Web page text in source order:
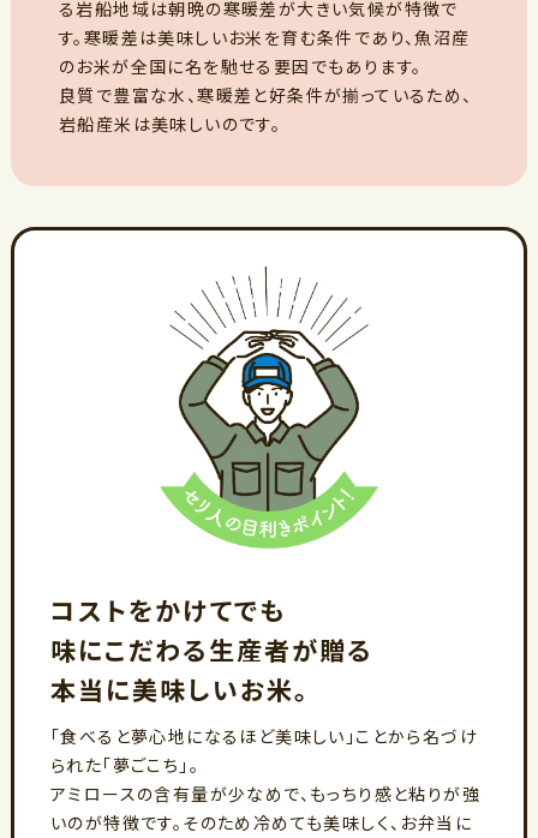
る岩船地域は朝晩の寒暖差が大きい気候が特徴で
す。寒暖差は美味しいお米を育む条件であり、魚沼産
のお米が全国に名を馳せる要因でもあります。
良質で豊富な水、寒暖差と好条件が揃っているため、
岩船産米は美味しいのです。
コストをかけてでも
味にこだわる生産者が贈る
本当に美味しいお米。
「食べると夢心地になるほど美味しい」ことから名づけ
られた「夢ごこち」。
アミロースの含有量が少なめで、もっちり感と粘りが強
いのが特徴です。そのため冷めても美味しく、お弁当に